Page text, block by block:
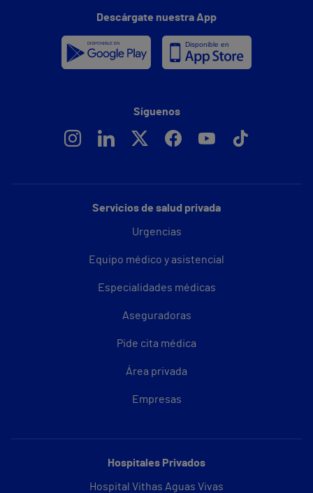
Servicios de salud privada
Urgencias
Equipo médico y asistencial
Especialidades médicas
Aseguradoras
Pide cita médica
Área privada
Empresas
Hospitales Privados
Hospital Vithas Aguas Vivas
Descárgate nuestra App
Síguenos